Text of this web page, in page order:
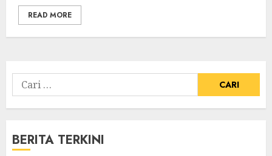
READ MORE
Cari
untuk:
BERITA TERKINI